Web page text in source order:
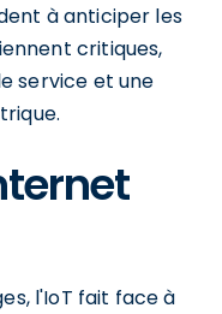
à anticiper les
critiques,
service et une
l'IoT fait face à